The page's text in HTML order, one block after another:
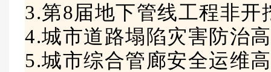
3.第8届地下管线工程非开
4.城市道路塌陷灾害防治
5.城市综合管廊安全运维